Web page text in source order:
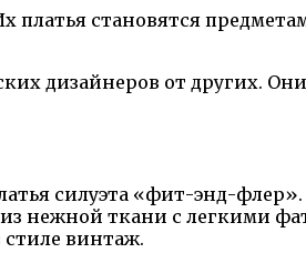
платья становятся
дизайнеров от других.
силуэта «фит-энд-
нежной ткани с легкими
стиле винтаж.